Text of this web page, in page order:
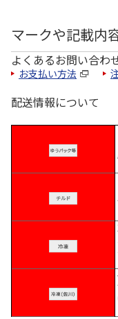
マークや記載内
よくあるお問い合わ
お支払い方法
配送情報について